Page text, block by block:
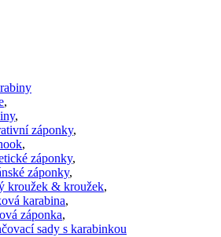
,
,
záponky,
,
záponky,
záponky,
kroužek & kroužek,
karabina,
záponka,
sady s karabinkou